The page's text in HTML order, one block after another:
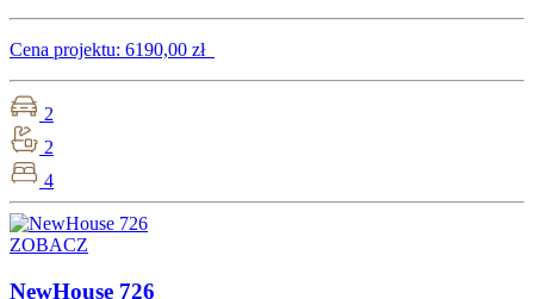
Cena projektu: 6190,00 zł
2
2
4
ZOBACZ
NewHouse 726